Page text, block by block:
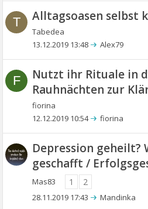
T Alltagsoasen selbst
Tabedea
13.12.2019 13:48 Alex79
F
Nutzt ihr Rituale in
Rauhnächten zur
fiorina
12.12.2019 10:54 fiorina
Depression geheilt?
geschafft /
Mas83 1 2
28.11.2019 17:43 Mandinka